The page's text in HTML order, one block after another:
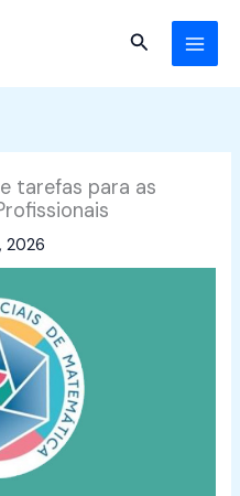
Search
tarefas para as
2026